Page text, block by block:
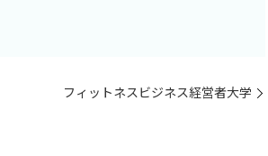
フィットネスビジネス経営者大学